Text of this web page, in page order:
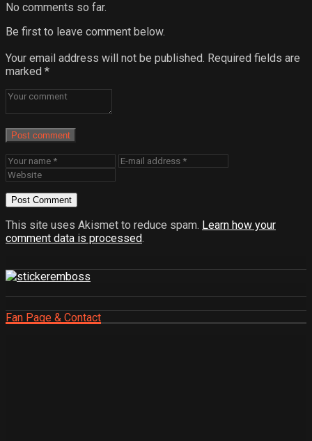
No comments so far.
Be first to leave comment below.
Your email address will not be published. Required fields are
marked *
Post comment
This site uses Akismet to reduce spam. Learn how your
comment data is processed.
Fan Page & Contact